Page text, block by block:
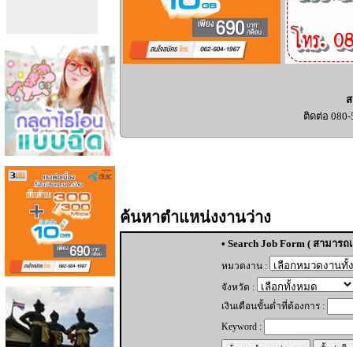
ติดต่อ 080-
ค้นหาตำแหน่งงานว่าง
• Search Job Form ( สามาร
หมวดงาน :
จังหวัด :
เงินเดือนขั้นต่ำที่ต้องการ :
Keyword :